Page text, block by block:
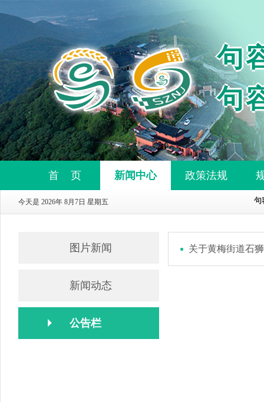
句
句
首 页 新闻中心 政策法规
今天是 2026年 8月7日 星期五
图片新闻
新闻动态
公告栏
关于黄梅街道石